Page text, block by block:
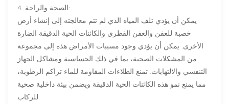
4. الصحة والراحة:
يمكن أن يؤدي تلف المياه الذي لم تتم معالجته إلى إنشاء أرض
خصبة للعفن والعفن الفطري والكائنات الحية الدقيقة الضارة
الأخرى. يمكن أن يؤدي وجود مسببات الأمراض هذه إلى مجموعة
من المشكلات الصحية، بما في ذلك الحساسية ومشاكل الجهاز
التنفسي والالتهابات. تمنع الطلاءات المقاومة للماء تراكم الرطوبة،
مما يمنع نمو هذه الكائنات الحية الدقيقة ويضمن بيئة داخلية صحية
للركاب.